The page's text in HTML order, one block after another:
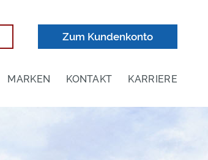
Zum Kundenkonto
MARKEN KONTAKT KARRIERE